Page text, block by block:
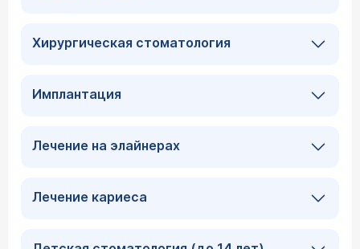
Хирургическая стоматология
Имплантация
Лечение на элайнерах
Лечение кариеса